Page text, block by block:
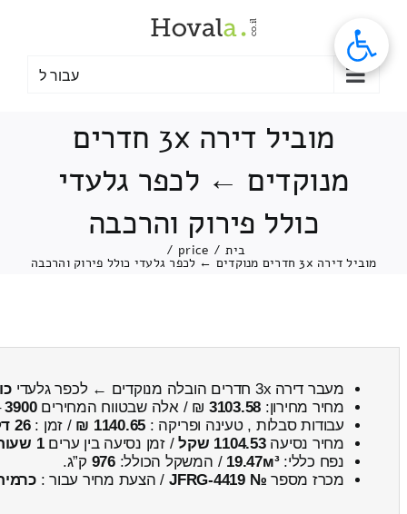
עבור ל
מוביל דירה 3x חדרים
מנוקדים ← לכפר גלעדי
כולל פירוק והרכבה
בית /
price
/
מוביל דירה 3x חדרים מנוקדים ← לכפר גלעדי כולל פירוק והרכבה
מעבר דירה 3x חדרים הובלה מנוקדים ← לכפר גלעדי
מחיר מחירון: 3103.58 ₪ / אלה שבטווח המחירים3900
עבודות סבלות , טעינה ופריקה : 1140.65 ₪ / זמן :26 דקות 11 שניות
מחיר נסיעה1104.53 שקל / זמן נסיעה בין ערים1 שעות , 34 דקות
נפח כללי:19.47м³ / המשקל הכולל:976 ק”ג.
מכרז מספר № JFRG-4419 / הצעת מחיר עבור :